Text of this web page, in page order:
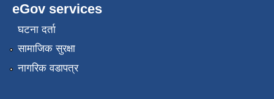
eGov services
घटना दर्ता
सामाजिक सुरक्षा
नागरिक वडापत्र